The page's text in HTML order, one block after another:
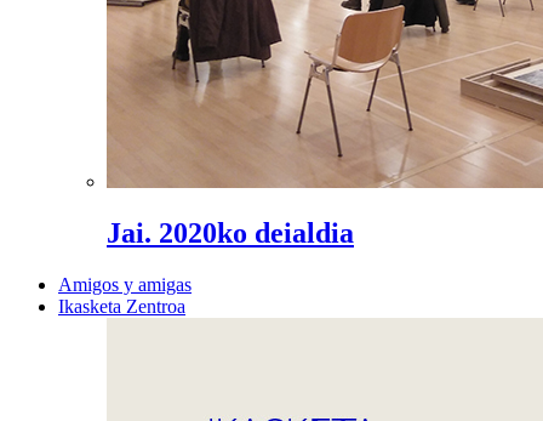
Jai. 2020ko deialdia
Amigos y amigas
Ikasketa Zentroa